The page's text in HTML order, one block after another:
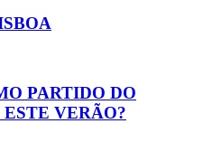
PARTIDO DO
VERÃO?